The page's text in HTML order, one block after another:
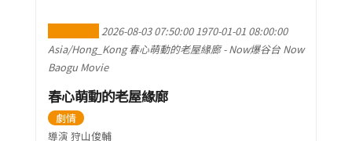
2026-08-03 07:50:00 1970-01-01 08:00:00
Asia/Hong_Kong 春心萌動的老屋緣廊 - Now爆谷台 Now
Baogu Movie
春心萌動的老屋緣廊
劇情
導演 狩山俊輔